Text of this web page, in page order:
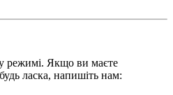
режимі. Якщо ви маєте
ласка, напишіть нам: